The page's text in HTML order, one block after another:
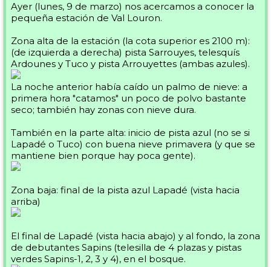
Ayer (lunes, 9 de marzo) nos acercamos a conocer la
pequeña estación de Val Louron.
Zona alta de la estación (la cota superior es 2100 m):
(de izquierda a derecha) pista Sarrouyes, telesquís
Ardounes y Tuco y pista Arrouyettes (ambas azules).
La noche anterior había caído un palmo de nieve: a
primera hora "catamos" un poco de polvo bastante
seco; también hay zonas con nieve dura.
También en la parte alta: inicio de pista azul (no se si
Lapadé o Tuco) con buena nieve primavera (y que se
mantiene bien porque hay poca gente).
Zona baja: final de la pista azul Lapadé (vista hacia
arriba)
El final de Lapadé (vista hacia abajo) y al fondo, la zona
de debutantes Sapins (telesilla de 4 plazas y pistas
verdes Sapins-1, 2, 3 y 4), en el bosque.